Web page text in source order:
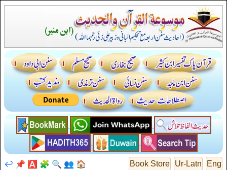
Eng
Ur-Latn
Book Store
🏠
👥
🔍
🧩
🅰️
📌
↩️